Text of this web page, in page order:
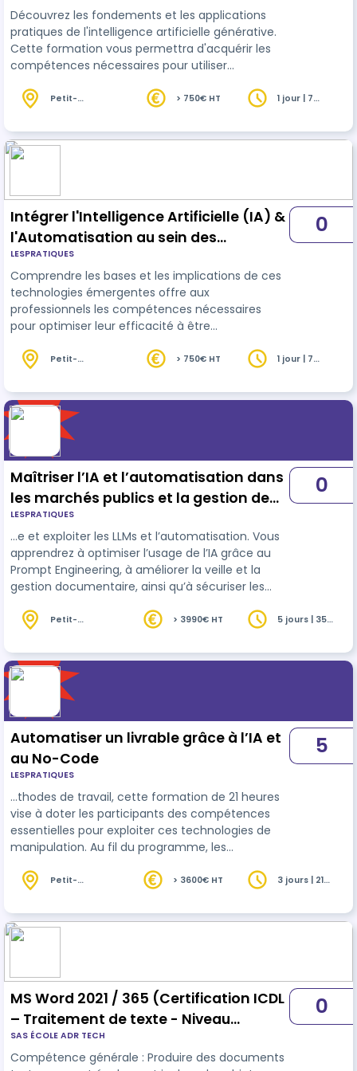
Découvrez les fondements et les applications
pratiques de l'intelligence artificielle générative.
Cette formation vous permettra d'acquérir les
compétences nécessaires pour utiliser
votre contexte professionnel. Au travers d'ateliers
par ces technologies et développerez une
compréhension solide des concepts clés. Vous
Petit-
> 750€ HT
1 jour | 7
Intégrer l'Intelligence Artificielle (IA) &
l'Automatisation au sein des
Entreprises
LESPRATIQUES
Comprendre les bases et les implications de ces
technologies émergentes offre aux
professionnels les compétences nécessaires
pour optimiser leur efficacité à être
capacité de formuler des directives claires, de
personnalisées et de développer une stratégie
alignée sur les objectifs globaux de l'entreprise.
Retrouvez toutes les dates de nos sessions dans
l'onglet se préinscrire ou contactez-nous sur
hello@lespra…
0
Petit-
> 750€ HT
1 jour | 7
Maîtriser l’IA et l’automatisation dans
les marchés publics et la gestion de
projets
LESPRATIQUES
…e et exploiter les LLMs et l’automatisation. Vous
apprendrez à optimiser l’usage de l’IA grâce au
Prompt Engineering, à améliorer la veille et la
gestion documentaire, ainsi qu’à sécuriser les
outilsprédictifs permettra d’optimiser la
formation essentielle pour tirer parti de l’IA dans
les métiers du BTP, MOA/MOE et au-delà.
0
Petit-
> 3990€ HT
5 jours | 35
Automatiser un livrable grâce à l’IA et
au No-Code
LESPRATIQUES
…thodes de travail, cette formation de 21 heures
vise à doter les participants des compétences
essentielles pour exploiter ces technologies de
manipulation. Au fil du programme, les
fondamentaux de l'IA et des
outilsNo Code, leur
sans expertise en programmation. Ils apprendront
à concevoir et tester des assistants OpenAI, à
5
Petit-
> 3600€ HT
3 jours | 21
MS Word 2021 / 365 (Certification ICDL
– Traitement de texte - Niveau
Standard)
SAS ÉCOLE ADR TECH
Compétence générale : Produire des documents
0